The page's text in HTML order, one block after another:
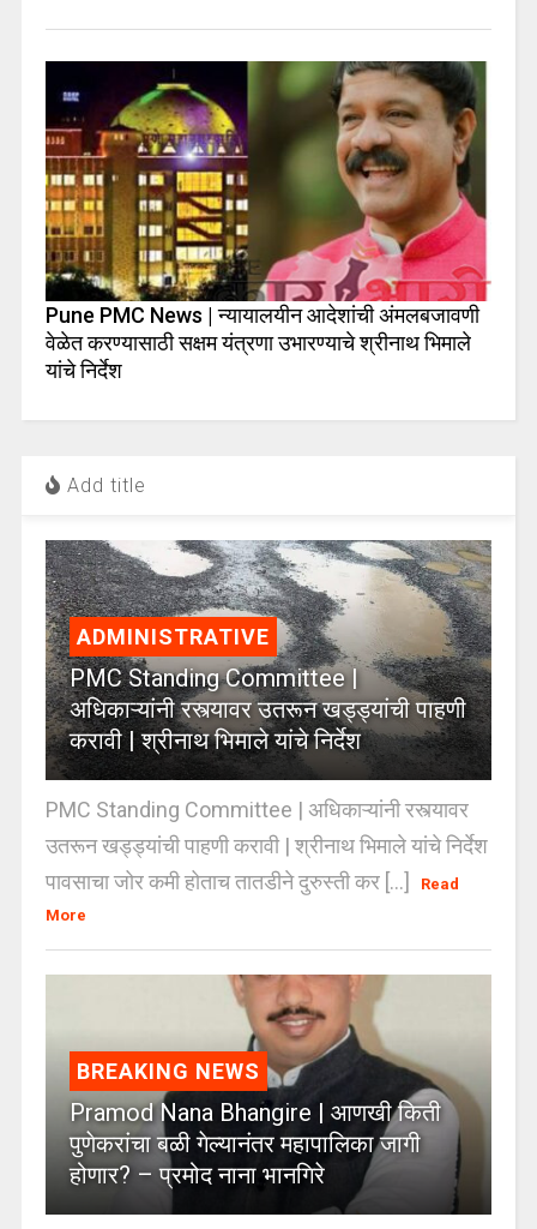
Pune PMC News | न्यायालयीन आदेशांची अंमलबजावणी
वेळेत करण्यासाठी सक्षम यंत्रणा उभारण्याचे श्रीनाथ भिमाले
यांचे निर्देश
Add title
ADMINISTRATIVE
PMC Standing Committee |
अधिकाऱ्यांनी रस्त्यावर उतरून खड्ड्यांची पाहणी
करावी | श्रीनाथ भिमाले यांचे निर्देश
PMC Standing Committee | अधिकाऱ्यांनी रस्त्यावर
उतरून खड्ड्यांची पाहणी करावी | श्रीनाथ भिमाले यांचे निर्देश
पावसाचा जोर कमी होताच तातडीने दुरुस्ती कर [...]
Read
More
BREAKING NEWS
Pramod Nana Bhangire | आणखी किती
पुणेकरांचा बळी गेल्यानंतर महापालिका जागी
होणार? – प्रमोद नाना भानगिरे